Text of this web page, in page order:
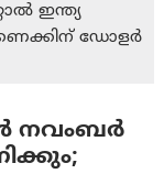
ഇന്ത്യ
ഡോളർ
നവംബര്‍